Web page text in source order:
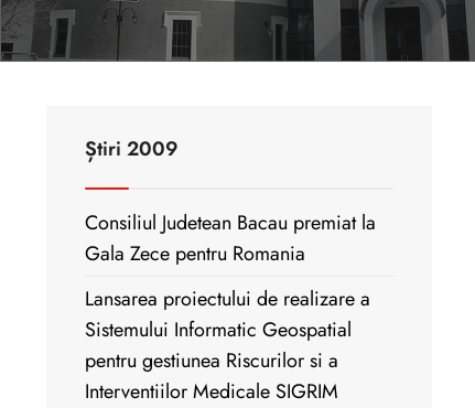
Știri 2009
Consiliul Judetean Bacau premiat la
Gala Zece pentru Romania
Lansarea proiectului de realizare a
Sistemului Informatic Geospatial
pentru gestiunea Riscurilor si a
Interventiilor Medicale SIGRIM